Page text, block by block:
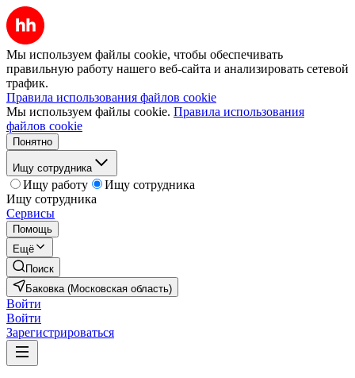
Мы используем файлы cookie, чтобы обеспечивать
правильную работу нашего веб-сайта и анализировать сетевой
трафик.
Правила использования файлов cookie
Мы используем файлы cookie. Правила использования
файлов cookie
Понятно
Ищу сотрудника
Ищу работу
Ищу сотрудника
Ищу сотрудника
Сервисы
Помощь
Ещё
Поиск
Баковка (Московская область)
Войти
Войти
Зарегистрироваться